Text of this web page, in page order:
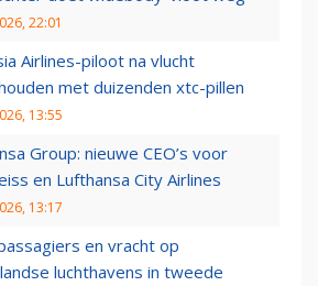
22:01
Airlines-piloot na vlucht
met duizenden xtc-pillen
13:55
Group: nieuwe CEO’s voor
en Lufthansa City Airlines
13:17
en vracht op
luchthavens in tweede